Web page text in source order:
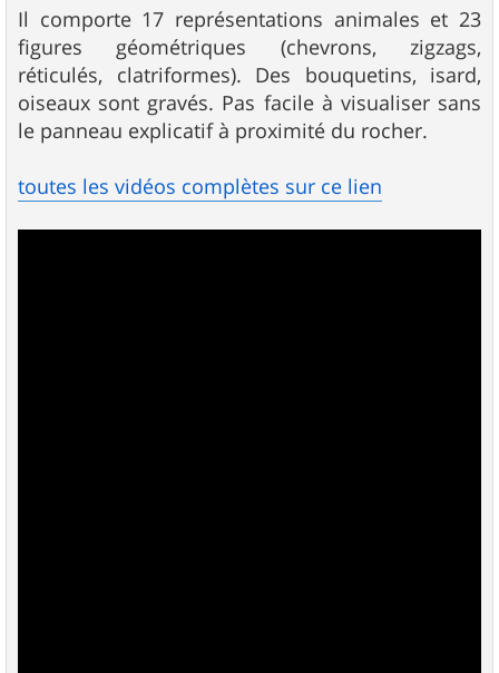
Il comporte 17 représentations animales et 23
figures géométriques (chevrons, zigzags,
réticulés, clatriformes). Des bouquetins, isard,
oiseaux sont gravés. Pas facile à visualiser sans
le panneau explicatif à proximité du rocher.
toutes les vidéos complètes sur ce lien